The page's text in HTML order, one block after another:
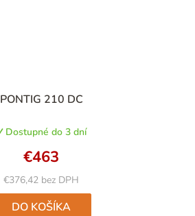
PONTIG 210 DC
Dostupné do 3 dní
€376,42 bez DPH
€463
DO KOŠÍKA